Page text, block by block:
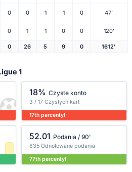
0 0 1 1 0 47'
0 1 1 0 0 120'
0 26 5 9 0 1612'
1
18% Czyste konto
3 / 17 Czystych kart
17th percentyl
52.01 Podania / 90'
835 Odnotowane podania
77th percentyl